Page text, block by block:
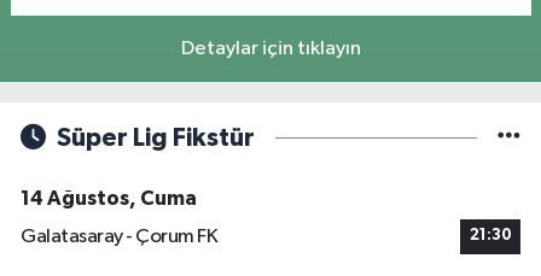
Detaylar için tıklayın
Süper Lig Fikstür
14 Ağustos, Cuma
Galatasaray - Çorum FK
21:30